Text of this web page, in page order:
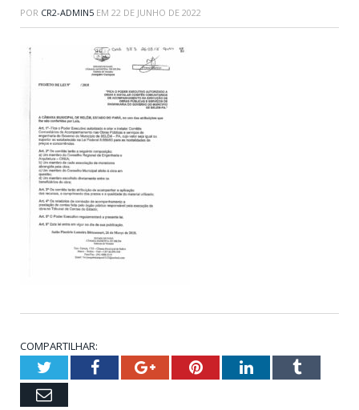
POR CR2-ADMIN5 EM 22 DE JUNHO DE 2022
COMPARTILHAR:
TwitterFacebookGoogle+PinterestLinkedInTumblr
Email